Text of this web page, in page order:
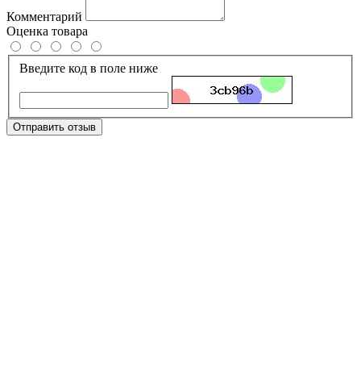
Комментарий
Оценка товара
Введите код в поле ниже
Отправить отзыв